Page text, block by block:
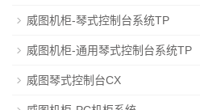
威图机柜-琴式控制台系统TP
威图机柜-通用琴式控制台系统TP
威图琴式控制台CX